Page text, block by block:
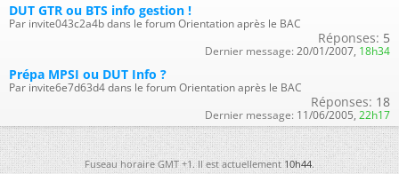
DUT GTR ou BTS info gestion !
Par invite043c2a4b dans le forum Orientation après le BAC
Réponses: 5
Dernier message: 20/01/2007, 18h34
Prépa MPSI ou DUT Info ?
Par invite6e7d63d4 dans le forum Orientation après le BAC
Réponses: 18
Dernier message: 11/06/2005, 22h17
Fuseau horaire GMT +1. Il est actuellement10h44.